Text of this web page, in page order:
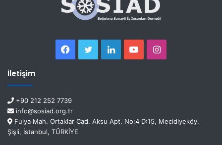
İletişim
+90 212 252 7739
info@sosiad.org.tr
Fulya Mah. Ortaklar Cad. Aksu Apt. No:4 D:15, Mecidiyeköy,
Şişli, İstanbul, TÜRKİYE